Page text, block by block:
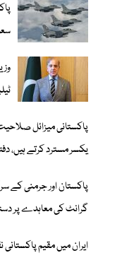
پاکستانی میزائل
یکسر مسترد کرتے ہیں،
گرانٹ کی معاہدے پر
ایران میں مقیم